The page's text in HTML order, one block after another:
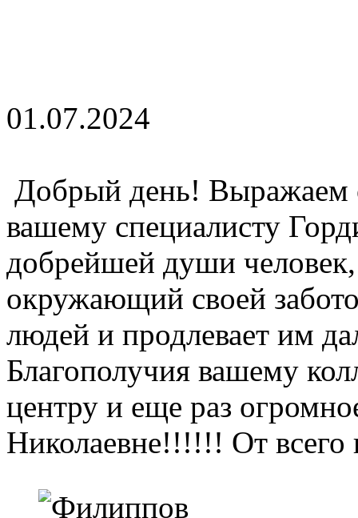
01.07.2024
Добрый день! Выражаем
вашему специалисту
добрейшей души
окружающий своей
людей и продлевает им
Благополучия вашему
центру и еще раз
Николаевне!!!!!! От